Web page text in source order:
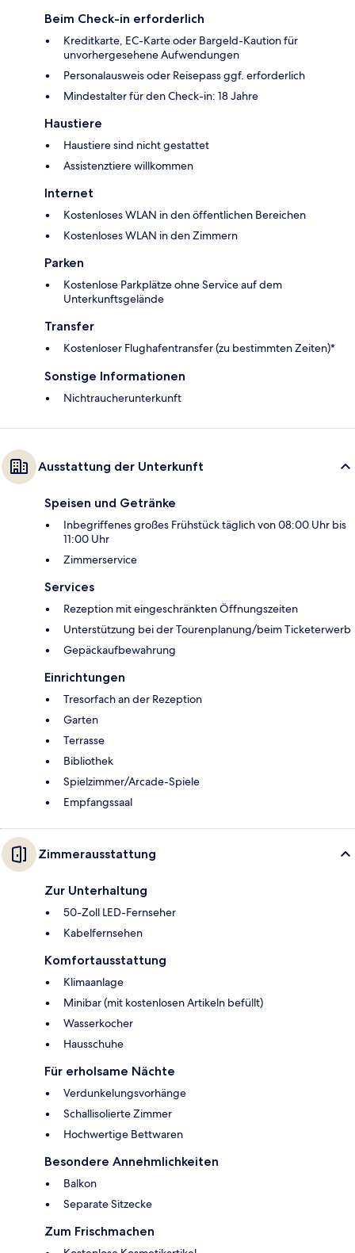
Beim Check-in erforderlich
Kreditkarte, EC-Karte oder Bargeld-Kaution für
unvorhergesehene Aufwendungen
Personalausweis oder Reisepass ggf. erforderlich
Mindestalter für den Check-in: 18 Jahre
Haustiere
Haustiere sind nicht gestattet
Assistenztiere willkommen
Internet
Kostenloses WLAN in den öffentlichen Bereichen
Kostenloses WLAN in den Zimmern
Parken
Kostenlose Parkplätze ohne Service auf dem
Unterkunftsgelände
Transfer
Kostenloser Flughafentransfer (zu bestimmten Zeiten)*
Sonstige Informationen
Nichtraucherunterkunft
Ausstattung der Unterkunft
Speisen und Getränke
Inbegriffenes großes Frühstück täglich von 08:00 Uhr bis
11:00 Uhr
Zimmerservice
Services
Rezeption mit eingeschränkten Öffnungszeiten
Unterstützung bei der Tourenplanung/beim Ticketerwerb
Gepäckaufbewahrung
Einrichtungen
Tresorfach an der Rezeption
Garten
Terrasse
Bibliothek
Spielzimmer/Arcade-Spiele
Empfangssaal
Zimmerausstattung
Zur Unterhaltung
50-Zoll LED-Fernseher
Kabelfernsehen
Komfortausstattung
Klimaanlage
Minibar (mit kostenlosen Artikeln befüllt)
Wasserkocher
Hausschuhe
Für erholsame Nächte
Verdunkelungsvorhänge
Schallisolierte Zimmer
Hochwertige Bettwaren
Besondere Annehmlichkeiten
Balkon
Separate Sitzecke
Zum Frischmachen